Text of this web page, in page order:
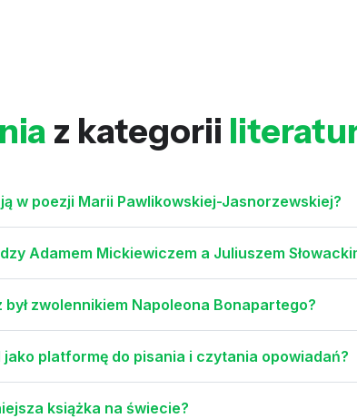
z kategorii
w poezji Marii Pawlikowskiej-Jasnorzewskiej?
Adamem Mickiewiczem a Juliuszem
zwolennikiem Napoleona Bonapartego?
platformę do pisania i czytania opowiadań?
książka na świecie?